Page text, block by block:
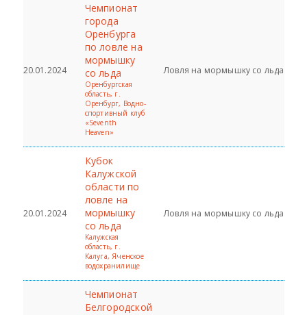
20.01.2024
Чемпионат
города
Оренбурга
по ловле на
мормышку
со льда
Оренбургская
область, г.
Оренбург, Водно-
спортивный клуб
«Seventh
Heaven»
Ловля на мормышку со льда
20.01.2024
Кубок
Калужской
области по
ловле на
мормышку
со льда
Калужская
область, г.
Калуга, Яченское
водохранилище
Ловля на мормышку со льда
Чемпионат
Белгородской